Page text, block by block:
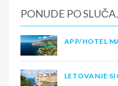
PONUDE PO
APP/HOTEL
LETOVANJE